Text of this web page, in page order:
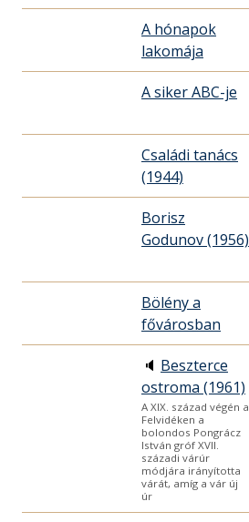
A hónapok
lakomája
A siker ABC-je
Családi tanács
(1944)
Borisz
Godunov (1956)
Bölény a
fővárosban
🔈 Beszterce
ostroma (1961)
A XIX. század végén a
Felvidéken a
bolondos Pongrácz
István gróf XVII.
századi várúr
módjára irányította
várát, amíg a vár új
úr